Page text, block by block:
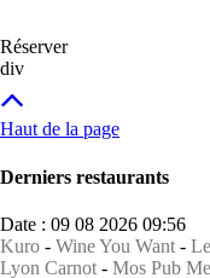
Réserver
div
Haut de la page
Derniers restaurants
Date : 09 08 2026 09:56
Kuro - Wine You Want -
Lyon Carnot - Mos Pub